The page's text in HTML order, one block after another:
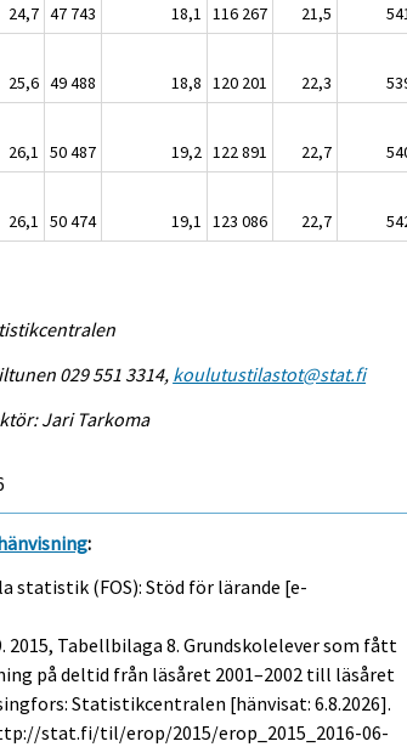
24,7 47 743 18,1 116 267 21,5
25,6 49 488 18,8 120 201 22,3
26,1 50 487 19,2 122 891 22,7
26,1 50 474 19,1 123 086 22,7
029 551 3314, koulutustilastot@stat.fi
Jari Tarkoma
:
statistik (FOS): Stöd för lärande [e-
2015, Tabellbilaga 8. Grundskolelever som fått
på deltid från läsåret 2001–2002 till läsåret
Statistikcentralen [hänvisat: 6.8.2026].
stat.fi/til/erop/2015/erop_2015_2016-06-